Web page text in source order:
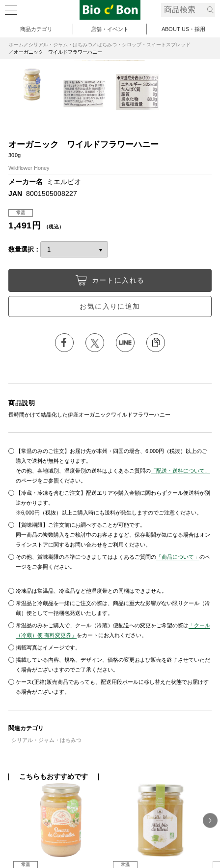
商品カテゴリ 店舗・イベント ABOUT US・採用
ホーム シリアル・ジャム・はちみつ
はちみつ・シロップ・スイートスプレッド
オーガニック ワイルドフラワーハニー
オーガニック ワイルドフラワーハニー
300g
Wildflower Honey
メーカー名
ミエルビオ
JAN 8001505008227
常温
1,491円 （税込）
数量選択：
カートに入れる
お気に入りに追加
商品説明
長時間かけて結晶化した伊産オーガニックワイルドフラワーハニー
【常温のみのご注文】お届け先が本州・四国の場合、6,000円（税抜）以上のご
購入で送料が無料となります。
その他、各地域別、温度帯別の送料はよくあるご質問の 「配送・送料について」
のページをご参照ください。
【冷蔵・冷凍を含むご注文】配送エリアや購入金額に関わらずクール便送料が別
途かかります。
※6,000円（税抜）以上ご購入時にも送料が発生しますのでご注意ください。
【賞味期限】ご注文前にお調べすることが可能です。
同一商品の複数購入をご検討中のお客さまなど、保存期間が気になる場合はオン
ラインストアに関するお問い合わせをご利用ください。
その他、賞味期限の基準につきましてはよくあるご質問の 「商品について」のペ
ージをご参照ください。
冷凍品は常温品、冷蔵品など他温度帯との同梱はできません。
常温品と冷蔵品を一緒にご注文の際は、商品に重大な影響がない限りクール（冷
蔵）便として一括梱包発送いたします。
常温品のみをご購入で、クール（冷蔵）便配送への変更をご希望の際は 「クール
（冷蔵）便 有料変更券」 をカートにお入れください。
掲載写真はイメージです。
掲載している内容、規格、デザイン、価格の変更および販売を終了させていただ
く場合がございますのでご了承ください。
ケース(正箱)販売商品であっても、配送用段ボールに移し替えた状態でお届けす
る場合がございます。
関連カテゴリ
シリアル・ジャム・はちみつ
こちらもおすすめです
常温 常温